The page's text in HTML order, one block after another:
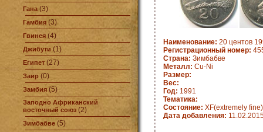
Гана(3)
Гамбия (3)
Гвинея (4)
Джибути (1)
Египет (27)
Заир (0)
Замбия (5)
Заподно Африканский
восточный союз (2)
Зимбабве (5)
Наименование: 20 центов
Регистрационный номер:
Страна: Зимбабве
Металл: Cu-Ni
Размер:
Вес:
Год: 1991
Тематика:
Состояние: XF(extremely fine)
Дата добавления: